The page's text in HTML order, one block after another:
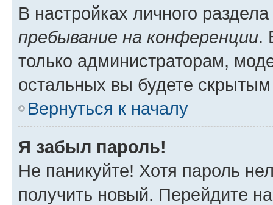
В настройках личного
пребывание на конференции.
только администраторам,
остальных вы будете
Вернуться к началу
Я забыл пароль!
Не паникуйте! Хотя пароль
получить новый. Перейдите